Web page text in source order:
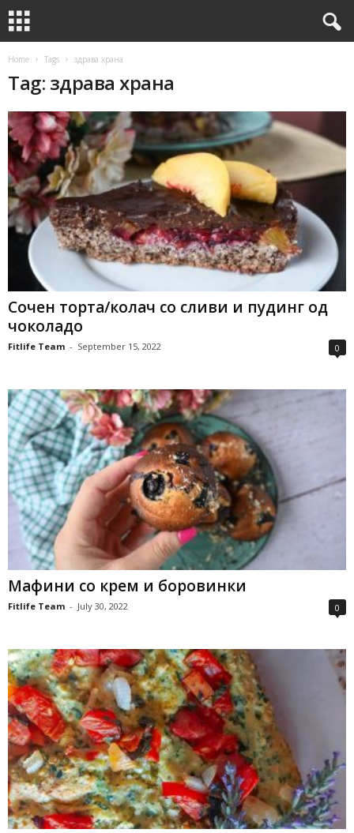
Home Tags здрава храна
Tag: здрава храна
Сочен торта/колач со сливи и пудинг од
чоколадо
Fitlife Team - September 15, 2022 0
Мафини со крем и боровинки
Fitlife Team - July 30, 2022 0